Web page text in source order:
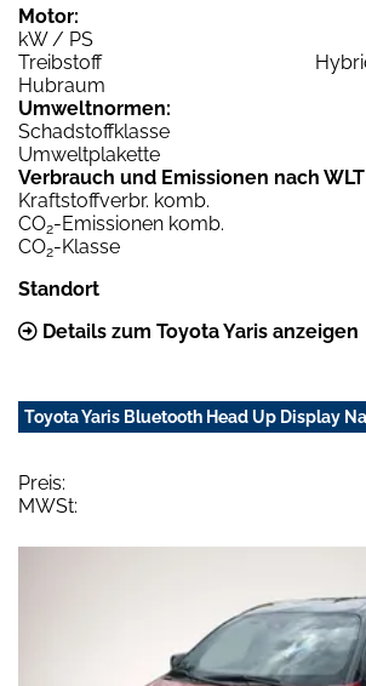
Motor:
kW / PS
Treibstoff
Hubraum
Umweltnormen:
Schadstoffklasse
Umweltplakette
Verbrauch und Emissionen nach
Kraftstoffverbr. komb.
CO2-Emissionen komb.
CO2-Klasse
Standort
Details zum Toyota Yaris anzeigen
Toyota Yaris Bluetooth Head Up Display
Preis:
MWSt: